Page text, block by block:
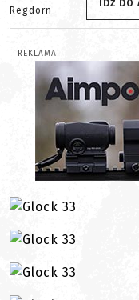
Regdorn
IDŹ
REKLAMA